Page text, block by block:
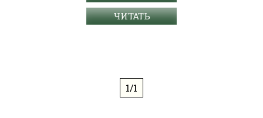
ЧИТАТЬ
1/1